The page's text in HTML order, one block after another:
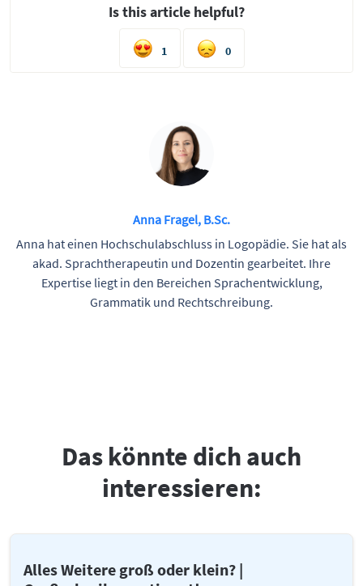
Is this article helpful?
1 0
Anna Fragel, B.Sc.
Anna hat einen Hochschulabschluss in Logopädie. Sie hat als
akad. Sprachtherapeutin und Dozentin gearbeitet. Ihre
Expertise liegt in den Bereichen Sprachentwicklung,
Grammatik und Rechtschreibung.
Das könnte dich auch
interessieren:
Alles Weitere groß oder klein? |